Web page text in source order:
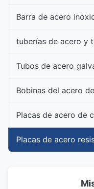
Barra de acero
tuberías de acero y
Tubos de acero
Bobinas del acero
Placas de acero de
Placas de acero